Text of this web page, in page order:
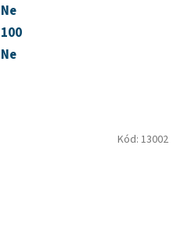
Ne
100
Ne
Kód: 13002